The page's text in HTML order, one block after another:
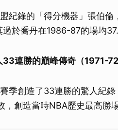
紀錄的「得分機器」張伯
於喬丹在1986-87的場均
33連勝的巔峰傳奇（1971-
季創造了33連勝的驚人紀
，創造當時NBA歷史最高勝